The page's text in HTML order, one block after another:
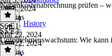
History
Jun 3, 2024
24 mins
Nebenkostenabrechnung prüfen –
S6 E1 ·
Mar 22, 2024
Mar 22, 2024
20 mins
S5 E3
Unternehmenswachstum: Wie